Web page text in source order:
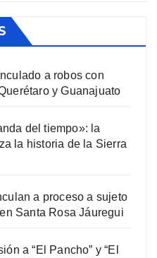
a robos con
y Guanajuato
del tiempo»: la
la historia de la Sierra
a proceso a sujeto
Santa Rosa Jáuregui
a “El Pancho” y “El